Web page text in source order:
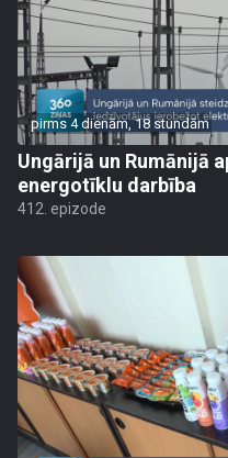
pirms 4 dienām, 18 stundām
Ungārijā un Rumānijā
energotīklu darbība
412. epizode